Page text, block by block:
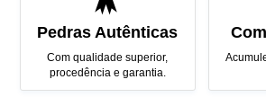
Pedras Autênticas
Com qualidade superior,
procedência e garantia.